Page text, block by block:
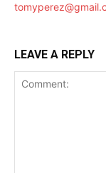
LEAVE A REPLY